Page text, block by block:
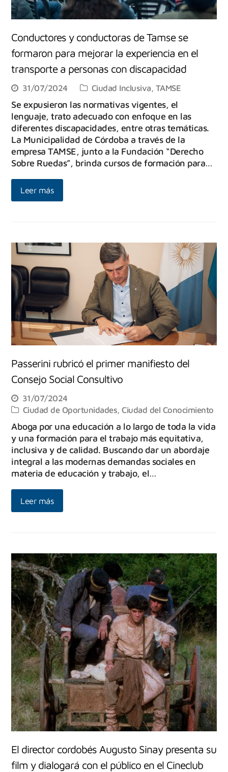
Conductores y conductoras de Tamse se
formaron para mejorar la experiencia en el
transporte a personas con discapacidad
31/07/2024 Ciudad Inclusiva TAMSE
Se expusieron las normativas vigentes, el
lenguaje, trato adecuado con enfoque en las
diferentes discapacidades, entre otras temáticas.
‌La Municipalidad de Córdoba a través de la
empresa TAMSE, junto a la Fundación “Derecho
Sobre Ruedas”, brinda cursos de formación para…
Leer más
Passerini rubricó el primer manifiesto del
Consejo Social Consultivo
31/07/2024
Ciudad de Oportunidades,Ciudad del Conocimiento
Aboga por una educación a lo largo de toda la vida
y una formación para el trabajo más equitativa,
inclusiva y de calidad. Buscando dar un abordaje
integral a las modernas demandas sociales en
materia de educación y trabajo, el…
Leer más
El director cordobés Augusto Sinay presenta su
film y dialogará con el público en el Cineclub